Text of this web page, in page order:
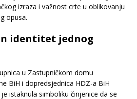
izraza i važnost crte u oblikovanju
opusa.
identitet jednog
u Zastupničkom domu
BiH i dopredsjednica HDZ-a BiH
istaknula simboliku činjenice da se